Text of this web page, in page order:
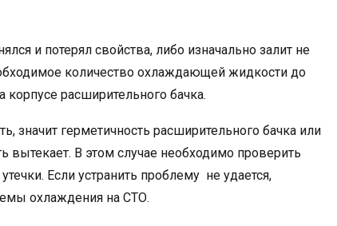
и потерял свойства, либо изначально залит не
количество охлаждающей жидкости до
расширительного бачка.
значит герметичность расширительного бачка или
В этом случае необходимо проверить
Если устранить проблему не удается,
охлаждения на СТО.